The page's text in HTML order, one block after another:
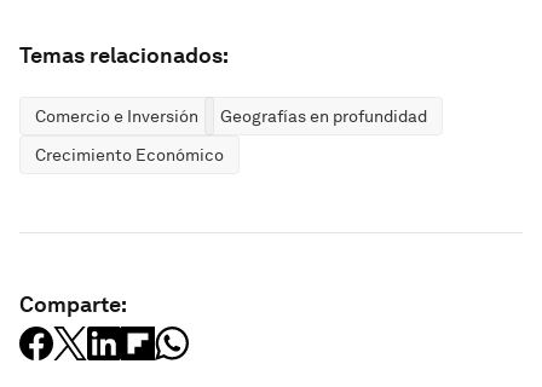
Temas relacionados:
Comercio e Inversión
Geografías en profundidad
Crecimiento Económico
Comparte: